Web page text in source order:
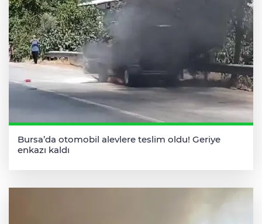
Bursa’da otomobil alevlere teslim oldu! Geriye
enkazı kaldı